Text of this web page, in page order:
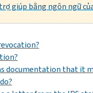
giúp bằng ngôn ngữ
documentation that it